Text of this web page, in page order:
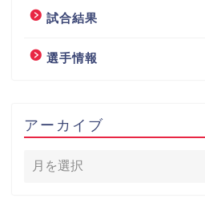
試合結果
選手情報
アーカイブ